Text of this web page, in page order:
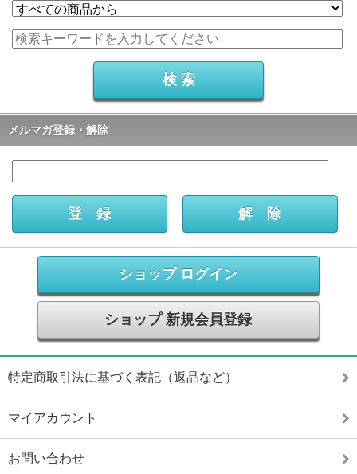
メルマガ登録・解除
ショップ ログイン
ショップ 新規会員登録
特定商取引法に基づく表記（返品など）
マイアカウント
お問い合わせ